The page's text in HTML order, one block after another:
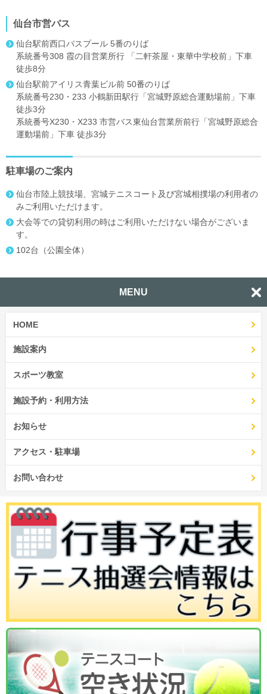
仙台市営バス
仙台駅前西口バスプール 5番のりば
系統番号308 霞の目営業所行 「二軒茶屋・東華中学校前」下車
徒歩8分
仙台駅前アイリス青葉ビル前 50番のりば
系統番号230・233 小鶴新田駅行「宮城野原総合運動場前」下車
徒歩3分
系統番号X230・X233 市営バス東仙台営業所前行「宮城野原総合
運動場前」下車 徒歩3分
駐車場のご案内
仙台市陸上競技場、宮城テニスコート及び宮城相撲場の利用者の
みご利用いただけます。
大会等での貸切利用の時はご利用いただけない場合がございま
す。
102台（公園全体）
MENU
HOME
施設案内
スポーツ教室
施設予約・利用方法
お知らせ
アクセス・駐車場
お問い合わせ